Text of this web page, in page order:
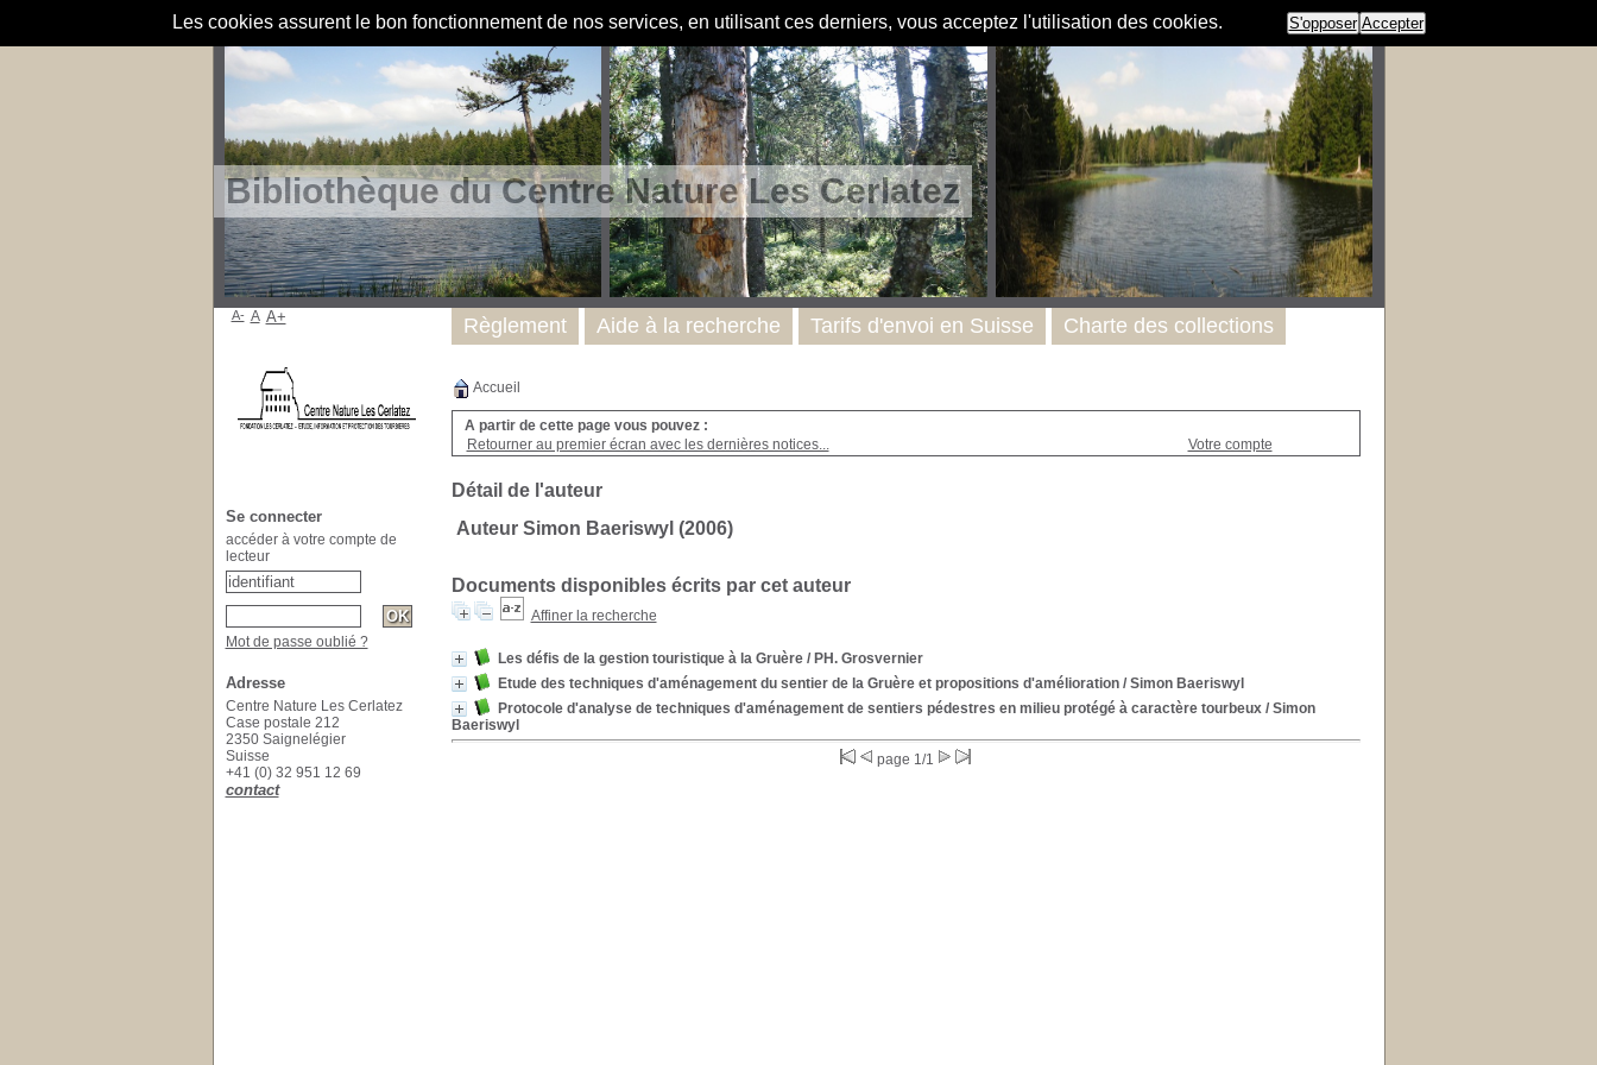
Les cookies assurent le bon fonctionnement de nos services, en utilisant ces derniers, vous acceptez l'utilisation des cookies. S'opposer Accepter
Bibliothèque du Centre Nature Les Cerlatez
Accueil
A partir de cette page vous pouvez :
Retourner au premier écran avec les dernières notices...
Votre compte
Détail de l'auteur
Auteur Simon Baeriswyl (2006)
Documents disponibles écrits par cet auteur
Affiner la recherche
Les défis de la gestion touristique à la Gruère/ PH. Grosvernier
Etude des techniques d'aménagement du sentier de la Gruère et propositions d'amélioration/ Simon Baeriswyl
Protocole d'analyse de techniques d'aménagement de sentiers pédestres en milieu protégé à caractère tourbeux/ Simon
Baeriswyl
page 1/1
Règlement Aide à la recherche Tarifs d'envoi en Suisse Charte des collections
A- A A+
Se connecter
accéder à votre compte de
lecteur
Mot de passe oublié ?
Adresse
Centre Nature Les Cerlatez
Case postale 212
2350 Saignelégier
Suisse
+41 (0) 32 951 12 69
contact